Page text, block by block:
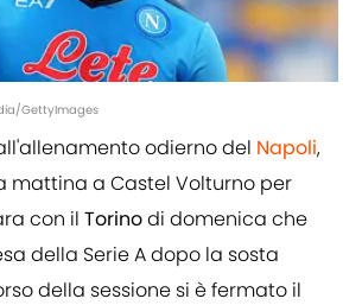
GettyImages
odierno del Napoli,
mattina a Castel Volturno per
con il Torinodi domenica che
della Serie A dopo la sosta
della sessione si è fermato il